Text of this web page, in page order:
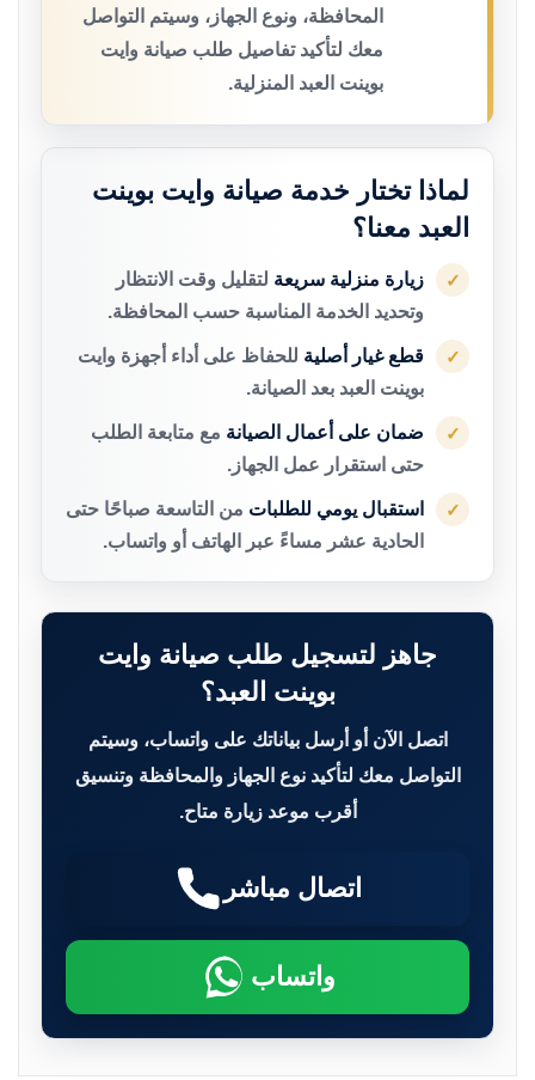
المحافظة، ونوع الجهاز، وسيتم التواصل
معك لتأكيد تفاصيل طلب صيانة وايت
بوينت العبد المنزلية.
لماذا تختار خدمة صيانة وايت بوينت
العبد معنا؟
✓ زيارة منزلية سريعة لتقليل وقت الانتظار
وتحديد الخدمة المناسبة حسب المحافظة.
✓ قطع غيار أصلية للحفاظ على أداء أجهزة وايت
بوينت العبد بعد الصيانة.
✓ ضمان على أعمال الصيانة مع متابعة الطلب
حتى استقرار عمل الجهاز.
✓ استقبال يومي للطلبات من التاسعة صباحًا حتى
الحادية عشر مساءً عبر الهاتف أو واتساب.
جاهز لتسجيل طلب صيانة وايت
بوينت العبد؟
اتصل الآن أو أرسل بياناتك على واتساب، وسيتم
التواصل معك لتأكيد نوع الجهاز والمحافظة وتنسيق
أقرب موعد زيارة متاح.
اتصال مباشر
واتساب